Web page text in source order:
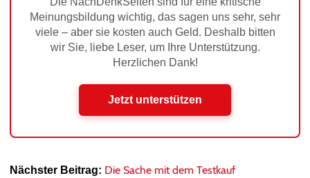
Meinungsbildung wichtig, das sagen uns sehr, sehr
viele – aber sie kosten auch Geld. Deshalb bitten
wir Sie, liebe Leser, um Ihre Unterstützung.
Herzlichen Dank!
Jetzt unterstützen
Nächster Beitrag: Die Sache mit dem Testkauf